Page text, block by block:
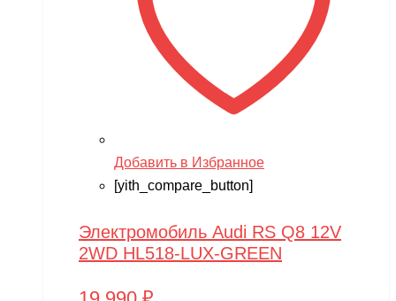
Добавить в Избранное
[yith_compare_button]
Электромобиль Audi RS Q8 12V
2WD HL518-LUX-GREEN